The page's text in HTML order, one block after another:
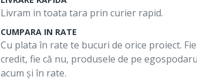
Livram in toata tara prin curier rapid.
CUMPARA IN RATE
Cu plata în rate te bucuri de orice proiect.
credit, fie că nu, produsele de pe
acum și în rate.